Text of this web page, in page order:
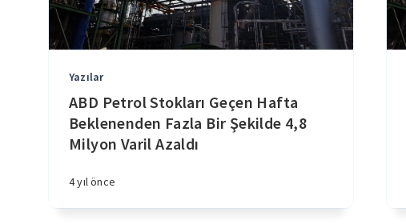
Yazılar
ABD Petrol Stokları Geçen Hafta
Beklenenden Fazla Bir Şekilde 4,8
Milyon Varil Azaldı
4 yıl önce